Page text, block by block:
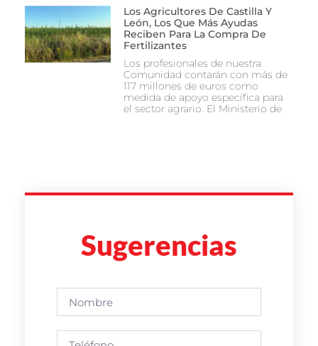
Los Agricultores De Castilla Y
León, Los Que Más Ayudas
Reciben Para La Compra De
Fertilizantes
Los profesionales de nuestra
Comunidad contarán con más de
117 millones de euros como
medida de apoyo específica para
el sector agrario. El Ministerio de
Sugerencias